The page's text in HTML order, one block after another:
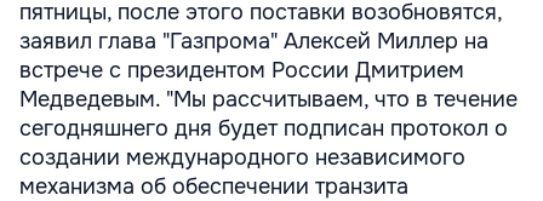
пятницы, после этого поставки возобновятся,
заявил глава "Газпрома" Алексей Миллер на
встрече с президентом России Дмитрием
Медведевым. "Мы рассчитываем, что в течение
сегодняшнего дня будет подписан протокол о
создании международного независимого
механизма об обеспечении транзита